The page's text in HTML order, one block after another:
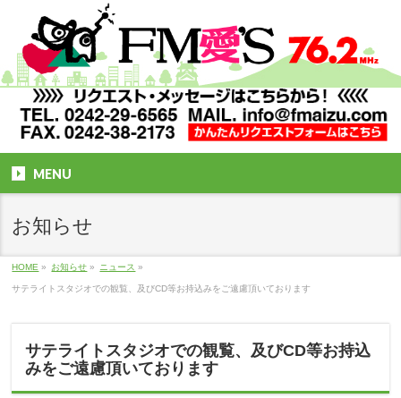
MENU
お知らせ
HOME » お知らせ » ニュース »
サテライトスタジオでの観覧、及びCD等お持込みをご遠慮頂いております
サテライトスタジオでの観覧、及びCD等お持込
みをご遠慮頂いております